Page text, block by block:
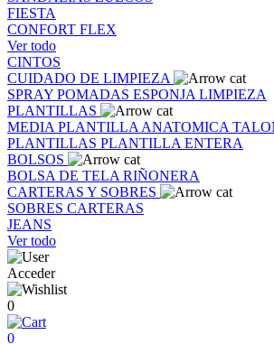
FIESTA
CONFORT FLEX
Ver todo
CINTOS
CUIDADO DE LIMPIEZA
SPRAY POMADAS ESPONJA LIMPIEZA
PLANTILLAS
MEDIA PLANTILLA ANATOMICA
PLANTILLAS PLANTILLA ENTERA
BOLSOS
BOLSA DE TELA RIÑONERA
CARTERAS Y SOBRES
SOBRES CARTERAS
JEANS
Ver todo
Acceder
0
0